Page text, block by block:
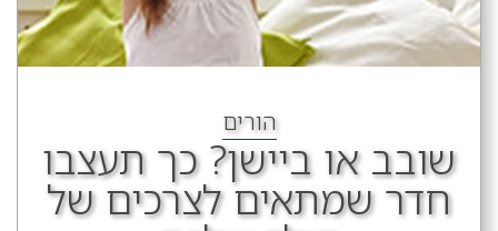
הורים
שובב או ביישן? כך תעצבו
חדר שמתאים לצרכים של